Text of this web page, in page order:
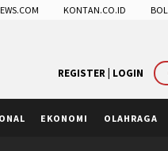
KONTAN.CO.ID
REGISTER | LOGIN
EKONOMI OLAHRAGA